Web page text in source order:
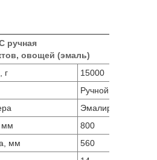
ручная
овощей (эмаль)
г
15000
Ручной
Эмалированное
мм
800
мм
560